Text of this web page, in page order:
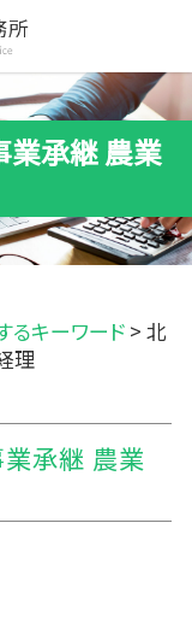
業承継 農業
るキーワード > 北
理
承継 農業